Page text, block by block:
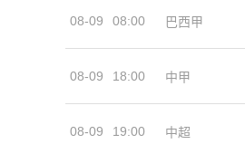
08-09 08:00 巴西甲
08-09 18:00 中甲
08-09 19:00 中超